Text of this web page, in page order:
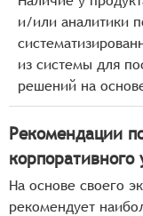
и/или аналитики
из системы для
решений на
Рекомендации
корпоративного
На основе своего
рекомендует